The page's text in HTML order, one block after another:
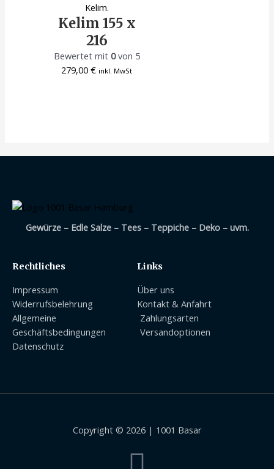
Kelim.
Kelim 155 x
216
Bewertet mit 0von 5
279,00€ inkl. MwSt
Gewürze – Edle Salze – Tees – Teppiche – Deko – uvm.
Rechtliches
Impressum
Widerrufsbelehrung
Allgemeine
Geschäftsbedingungen
Datenschutz
Links
Über uns
Kontakt & Anfahrt
Zahlungsarten
Versandoptionen
Copyright © 2026 | 1001 Basar